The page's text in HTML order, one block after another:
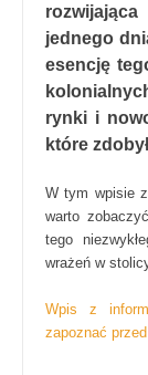
jednego
esencję
rynki i
które
W tym wpisie
warto
tego
wrażeń w
Wpis z
zapoznać